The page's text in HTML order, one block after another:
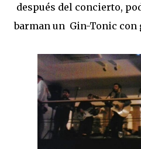
después del concierto,
barman un Gin-Tonic con